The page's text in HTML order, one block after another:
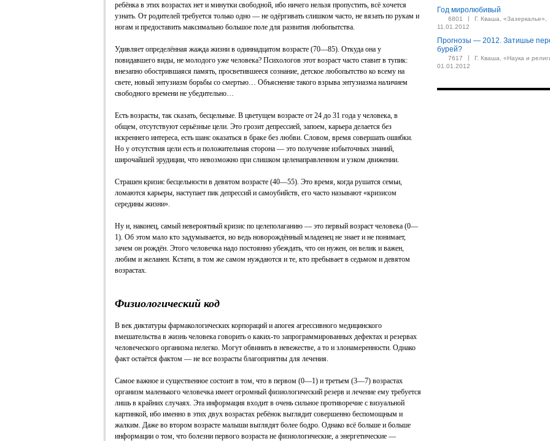
ребёнка в этих возрастах нет и минутки свободной, ибо ничего нельзя пропустить, всё хочется
узнать. От родителей требуется только одно — не одёргивать слишком часто, не вязать по рукам и
ногам и предоставить максимально большое поле для развития любопытства.
Удивляет определённая жажда жизни в одиннадцатом возрасте (70—85). Откуда она у
повидавшего виды, не молодого уже человека? Психологов этот возраст часто ставит в тупик:
внезапно обострившаяся память, просветившееся сознание, детское любопытство ко всему на
свете, новый энтузиазм борьбы со смертью… Объяснение такого взрыва энтузиазма наличием
свободного времени не убедительно…
Есть возрасты, так сказать, бесцельные. В цветущем возрасте от 24 до 31 года у человека, в
общем, отсутствуют серьёзные цели. Это грозит депрессией, запоем, карьера делается без
искреннего интереса, есть шанс оказаться в браке без любви. Словом, время совершать ошибки.
Но у отсутствия цели есть и положительная сторона — это получение избыточных знаний,
широчайшей эрудиции, что невозможно при слишком целенаправленном и узком движении.
Страшен кризис бесцельности в девятом возрасте (40—55). Это время, когда рушатся семьи,
ломаются карьеры, наступает пик депрессий и самоубийств, его часто называют «кризисом
середины жизни».
Ну и, наконец, самый невероятный кризис по целеполаганию — это первый возраст человека (0—
1). Об этом мало кто задумывается, но ведь новорождённый младенец не знает и не понимает,
зачем он рождён. Этого человечка надо постоянно убеждать, что он нужен, он велик и важен,
любим и желанен. Кстати, в том же самом нуждаются и те, кто пребывает в седьмом и девятом
возрастах.
Физиологический код
В век диктатуры фармакологических корпораций и апогея агрессивного медицинского
вмешательства в жизнь человека говорить о каких-то запрограммированных дефектах и резервах
человеческого организма нелегко. Могут обвинить в невежестве, а то и злонамеренности. Однако
факт остаётся фактом — не все возрасты благоприятны для лечения.
Самое важное и существенное состоит в том, что в первом (0—1) и третьем (3—7) возрастах
организм маленького человечка имеет огромный физиологический резерв и лечение ему требуется
лишь в крайних случаях. Эта информация входит в очень сильное противоречие с визуальной
картинкой, ибо именно в этих двух возрастах ребёнок выглядит совершенно беспомощным и
жалким. Даже во втором возрасте малыши выглядят более бодро. Однако всё больше и больше
информации о том, что болезни первого возраста не физиологические, а энергетические —
Год миролюбивый
6801 |
Г. Кваша, «Зазеркалье»,
11.01.2012
Прогнозы — 2012. Затишье
бурей?
7617 |
Г. Кваша, «Наука и
01.01.2012